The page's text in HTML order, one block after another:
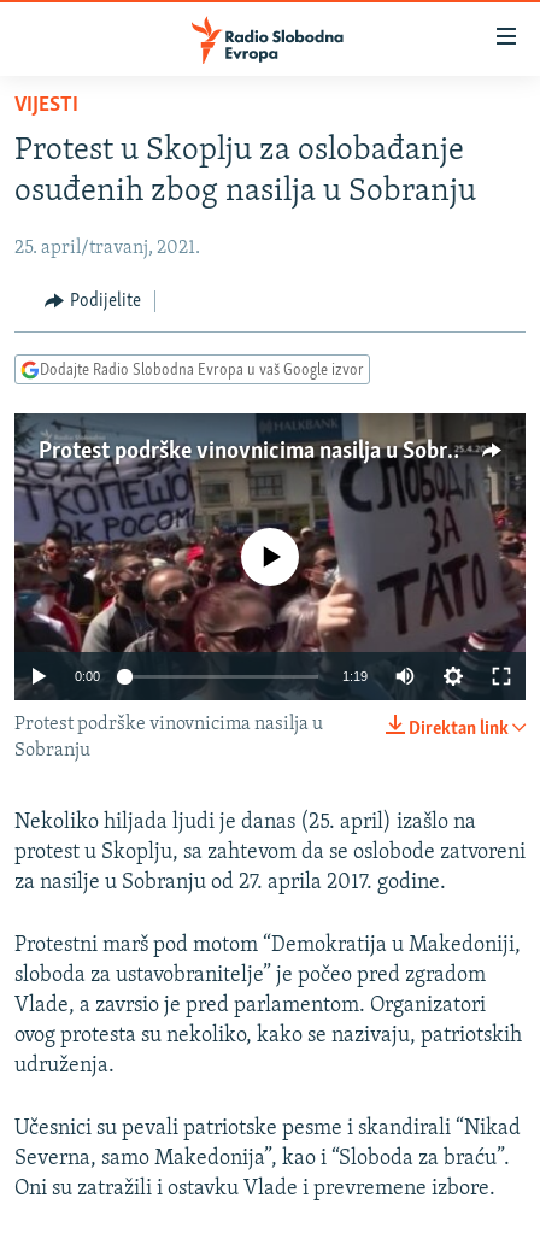
Pređite
glavni
sadržaj
na
navigaciju
Pređite
na
BOSNA I HERCEGOVINA
KOSOVO
CRNA GORA
VIDEO
FOTOGALERIJE
INFOGRAFIKE
PODCASTI
RAT U UKRAJINI
KINA NA BALKANU
RSE PRIČE IZ SVIJETA
ISPRIČAJ MI
DNEVNO@RSE
SPECIJALI RSE
VIŠE OD NASLOVA
GENOCID U SREBRENICI
TV LIBERTY
POST SCRIPTUM
TRI DECENIJE OD RATA U BIH
SVE KARTE DEJTONA
NASTANAK I RASPAD JUGOSLAVIJE
PRATITE NAS
Sve RFE/RL stranice
VIJESTI
Protest u Skoplju za oslobađanje
osuđenih zbog nasilja u Sobranju
25. april/travanj, 2021.
Podijelite
Dodajte Radio Slobodna Evropa u vaš Google izvor
Protest podrške vinovnicima nasilja u Sobranju
Auto 240p 360p 480p
720p 1080p
No media source currently available
0:00 1:19
720p
1080p
Direktan link
Protest podrške vinovnicima nasilja u
Sobranju
Nekoliko hiljada ljudi je danas (25. april) izašlo na
protest u Skoplju, sa zahtevom da se oslobode zatvoreni
za nasilje u Sobranju od 27. aprila 2017. godine.
Protestni marš pod motom “Demokratija u Makedoniji,
sloboda za ustavobranitelje” je počeo pred zgradom
Vlade, a zavrsio je pred parlamentom. Organizatori
ovog protesta su nekoliko, kako se nazivaju, patriotskih
udruženja.
Učesnici su pevali patriotske pesme i skandirali “Nikad
Severna, samo Makedonija”, kao i “Sloboda za braću”.
Oni su zatražili i ostavku Vlade i prevremene izbore.